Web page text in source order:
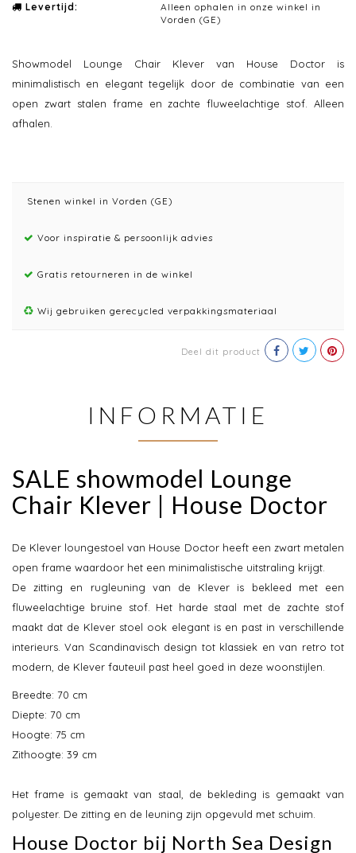
Levertijd:
Alleen ophalen in onze winkel in
Vorden (GE)
Showmodel Lounge Chair Klever van House Doctor is
minimalistisch en elegant tegelijk door de combinatie van een
open zwart stalen frame en zachte fluweelachtige stof. Alleen
afhalen.
Stenen winkel in Vorden (GE)
Voor inspiratie & persoonlijk advies
Gratis retourneren in de winkel
Wij gebruiken gerecycled verpakkingsmateriaal
Deel dit product
INFORMATIE
SALE showmodel Lounge
Chair Klever | House Doctor
De Klever loungestoel van House Doctor heeft een zwart metalen
open frame waardoor het een minimalistische uitstraling krijgt.
De zitting en rugleuning van de Klever is bekleed met een
fluweelachtige bruine stof. Het harde staal met de zachte stof
maakt dat de Klever stoel ook elegant is en past in verschillende
interieurs. Van Scandinavisch design tot klassiek en van retro tot
modern, de Klever fauteuil past heel goed in deze woonstijlen.
Breedte: 70 cm
Diepte: 70 cm
Hoogte: 75 cm
Zithoogte: 39 cm
Het frame is gemaakt van staal, de bekleding is gemaakt van
polyester. De zitting en de leuning zijn opgevuld met schuim.
House Doctor bij North Sea Design